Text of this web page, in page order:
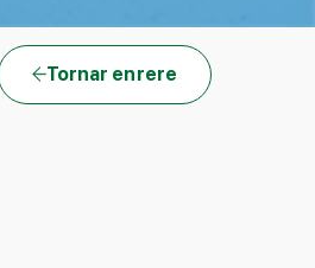
Tornar enrere